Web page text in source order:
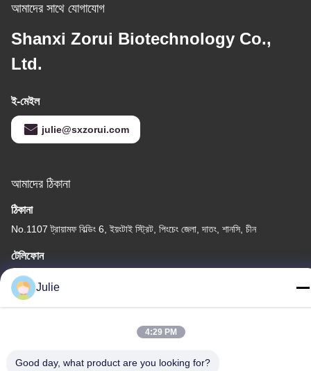
আমাদের সাথে যোগাযোগ
Shanxi Zorui Biotechnology Co.,
Ltd.
ই-মেইল
julie@sxzorui.com
আমাদের ঠিকানা
ঠিকানা
No.1107 ট্রায়ামফ বিল্ডিং 6, ইয়ংটাই স্ট্রিট, পিংচেং জেলা, দাতং, শানসি, চীন
টেলিফোন
86-13546018581
গোপনীয়তা নীতি | সাইট ম্যাপ
Julie
4:29 PM
Good day, what product are you looking for?